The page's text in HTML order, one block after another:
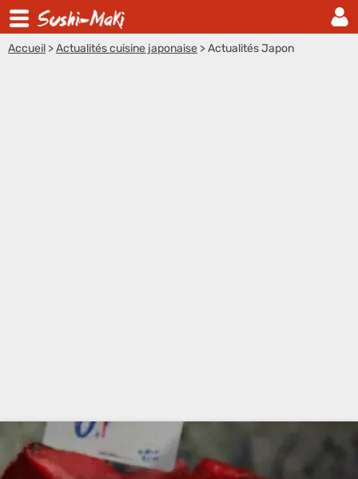
Accueil >Actualités cuisine japonaise >Actualités Japon